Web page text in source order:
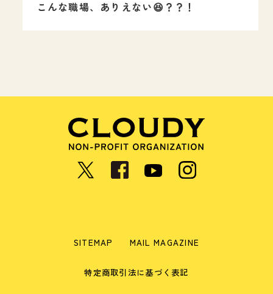
こんな職場、ありえない😆？？！
SITEMAP MAIL MAGAZINE
特定商取引法に基づく表記